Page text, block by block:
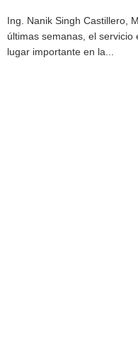
Ing. Nanik Singh Castillero,
últimas semanas, el servicio
lugar importante en la...